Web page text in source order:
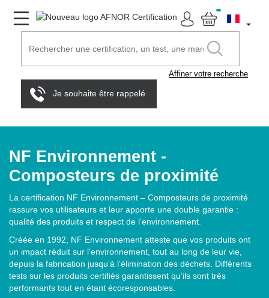
Affiner votre recherche
Je souhaite être rappelé
NF Environnement -
Composteurs de proximité
La certification NF Environnement – Composteurs de proximité
rassure vos utilisateurs et leur apporte une double garantie :
qualité des produits et respect de l’environnement.
Créée en 1992, NF Environnement atteste que vos produits ont
un impact réduit sur l’environnement, tout au long de leur vie,
depuis la fabrication jusqu’à l’élimination des déchets. Différents
tests sur les produits certifiés garantissent qu’ils sont très
performants tout en étant écoresponsables.